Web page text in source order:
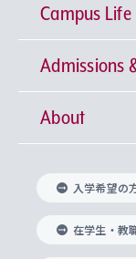
神学部
文学部
総合人間
経済学部
興味から
上智大学
基盤教
キリス
身体知
上智大学
言語教
上智大学
グロー
学びのサ
研究所 等
キリス
中世思想
国際言
Sophia
産官学連携
知的財産
研究支援
Campus Life
学期区分
課外活動
課外教
ボラン
グローバ
学生の相
Admissions
上智大学
入れの方針
科目等履
About
理事長・
学長・
上智大学
入学希望の
在学生・教